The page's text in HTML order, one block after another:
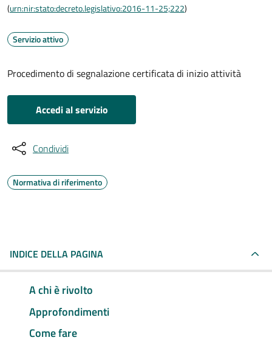
(urn:nir:stato:decreto.legislativo:2016-11-25;222)
Servizio attivo
Procedimento di segnalazione certificata di inizio attività
Accedi al servizio
Condividi
Normativa di riferimento
INDICE DELLA PAGINA
A chi è rivolto
Approfondimenti
Come fare